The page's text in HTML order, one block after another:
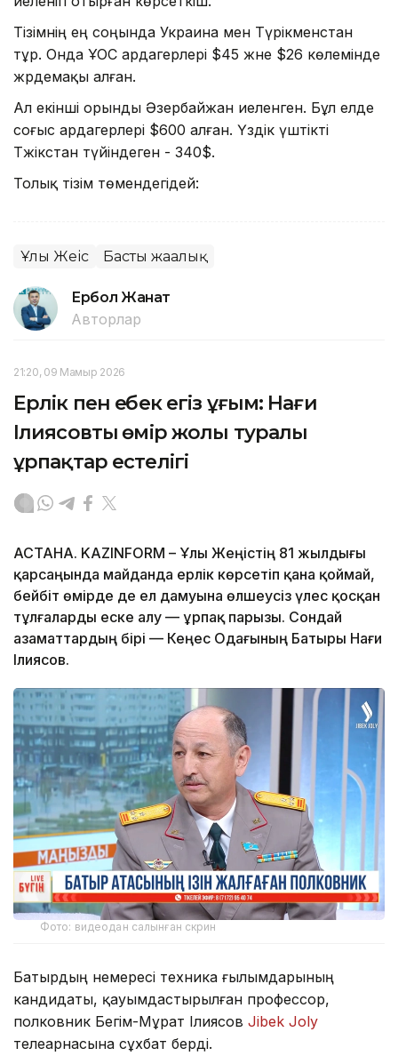
Тізімнің ең соңында Украина мен Түрікменстан
тұр. Онда ҰОС ардагерлері $45 және $26 көлемінде
жәрдемақы алған.
Ал екінші орынды Әзербайжан иеленген. Бұл елде
соғыс ардагерлері $600 алған. Үздік үштікті
Тәжікстан түйіндеген - 340$.
Толық тізім төмендегідей:
Ұлы Жеңіс Басты жаңалық
Ербол Жанат
Авторлар
21:20, 09 Мамыр 2026
Ерлік пен еңбек егіз ұғым: Нағи
Ілиясовтың өмір жолы туралы
ұрпақтар естелігі
АСТАНА. KAZINFORM – Ұлы Жеңістің 81 жылдығы
қарсаңында майданда ерлік көрсетіп қана қоймай,
бейбіт өмірде де ел дамуына өлшеусіз үлес қосқан
тұлғаларды еске алу — ұрпақ парызы. Сондай
азаматтардың бірі — Кеңес Одағының Батыры Нағи
Ілиясов.
Фото: видеодан салынған скрин
Батырдың немересі техника ғылымдарының
кандидаты, қауымдастырылған профессор,
полковник Бегім-Мұрат Ілиясов Jibek Joly
телеарнасына сұхбат берді.